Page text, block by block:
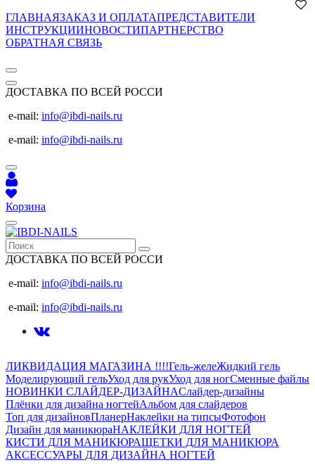
ГЛАВНАЯЗАКАЗ И ОПЛАТАПРЕДСТАВИТЕЛИ
ИНСТРУКЦИИНОВОСТИПАРТНЕРСТВО
ОБРАТНАЯ СВЯЗЬ
ДОСТАВКА ПО ВСЕЙ РОССИ
e-mail: info@ibdi-nails.ru
e-mail: info@ibdi-nails.ru
Корзина
ДОСТАВКА ПО ВСЕЙ РОССИ
e-mail: info@ibdi-nails.ru
e-mail: info@ibdi-nails.ru
ЛИКВИДАЦИЯ МАГАЗИНА !!!!Гель-желеЖидкий гель
Моделирующий гельУход для рукУход для ногСменные файлы
НОВИНКИ СЛАЙДЕР-ДИЗАЙНАСлайдер-дизайны
Плёнки для дизайна ногтейАльбом для слайдеров
Топ для дизайновПланерНаклейки на типсыФотофон
Дизайн для маникюраНАКЛЕЙКИ ДЛЯ НОГТЕЙ
КИСТИ ДЛЯ МАНИКЮРАЩЕТКИ ДЛЯ МАНИКЮРА
АКСЕССУАРЫ ДЛЯ ДИЗАЙНА НОГТЕЙ